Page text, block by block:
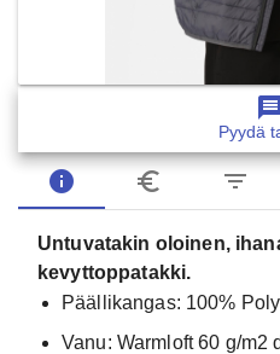
Pyydä
info euro_symbol filter_list
Untuvatakin oloinen,
kevyttoppatakki.
Päällikangas: 100%
Vanu: Warmloft 60 g/m2